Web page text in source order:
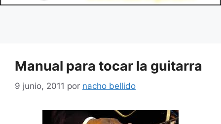
Manual para tocar la guitarra
9 junio, 2011 por nacho bellido